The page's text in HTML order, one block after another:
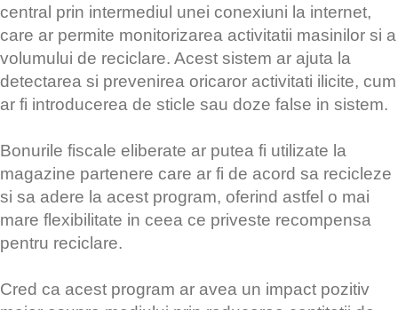
central prin intermediul unei conexiuni la internet,
care ar permite monitorizarea activitatii masinilor si a
volumului de reciclare. Acest sistem ar ajuta la
detectarea si prevenirea oricaror activitati ilicite, cum
ar fi introducerea de sticle sau doze false in sistem.
Bonurile fiscale eliberate ar putea fi utilizate la
magazine partenere care ar fi de acord sa recicleze
si sa adere la acest program, oferind astfel o mai
mare flexibilitate in ceea ce priveste recompensa
pentru reciclare.
Cred ca acest program ar avea un impact pozitiv